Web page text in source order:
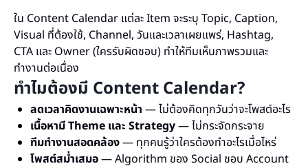
ใน Content Calendar แต่ละ Item จะระบุ Topic, Caption,
Visual ที่ต้องใช้, Channel, วันและเวลาเผยแพร่, Hashtag,
CTA และ Owner (ใครรับผิดชอบ) ทำให้ทีมเห็นภาพรวมและ
ทำงานต่อเนื่อง
ทำไมต้องมี Content Calendar?
ลดเวลาคิดงานเฉพาะหน้า — ไม่ต้องคิดทุกวันว่าจะโพสต์อะไร
เนื้อหามี Theme และ Strategy— ไม่กระจัดกระจาย
ทีมทำงานสอดคล้อง— ทุกคนรู้ว่าใครต้องทำอะไรเมื่อไหร่
โพสต์สม่ำเสมอ— Algorithm ของ Social ชอบ Account